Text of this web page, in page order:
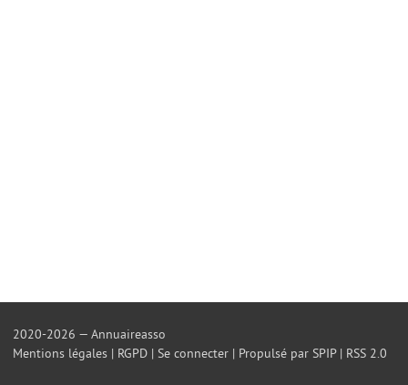
2020-2026 — Annuaireasso
Mentions légales | RGPD |Se connecter | Propulsé par SPIP| RSS 2.0